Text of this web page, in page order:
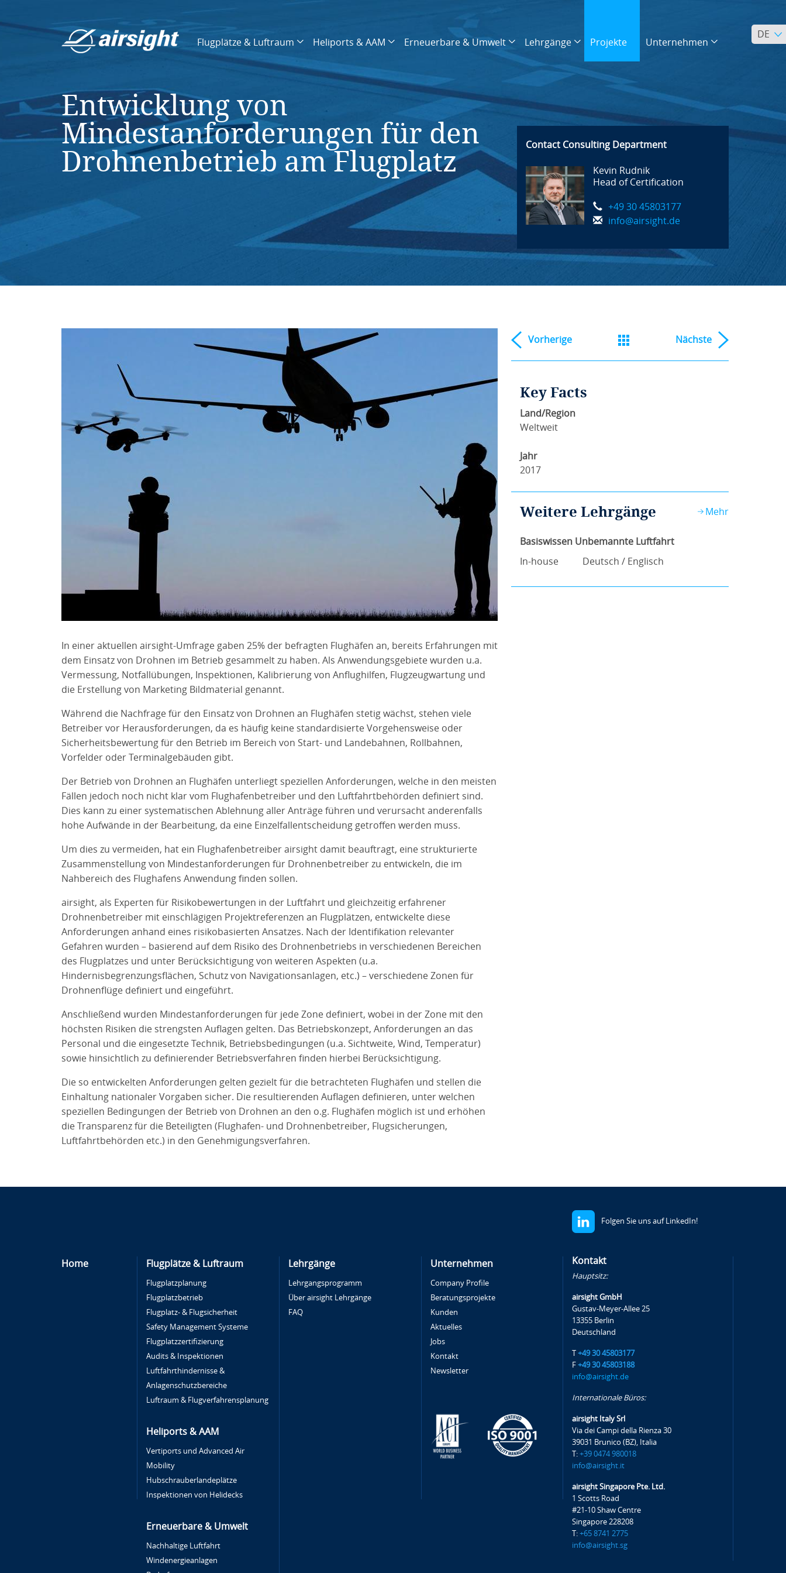
Flugplätze & Luftraum Heliports & AAM Erneuerbare & Umwelt Lehrgänge Projekte Unternehmen
DE
Entwicklung von
Mindestanforderungen für den
Drohnenbetrieb am Flugplatz
Contact Consulting Department
Kevin Rudnik
Head of Certification
+49 30 45803177
info@airsight.de
In einer aktuellen airsight-Umfrage gaben 25% der befragten Flughäfen an, bereits Erfahrungen mit
dem Einsatz von Drohnen im Betrieb gesammelt zu haben. Als Anwendungsgebiete wurden u.a.
Vermessung, Notfallübungen, Inspektionen, Kalibrierung von Anflughilfen, Flugzeugwartung und
die Erstellung von Marketing Bildmaterial genannt.
Während die Nachfrage für den Einsatz von Drohnen an Flughäfen stetig wächst, stehen viele
Betreiber vor Herausforderungen, da es häufig keine standardisierte Vorgehensweise oder
Sicherheitsbewertung für den Betrieb im Bereich von Start- und Landebahnen, Rollbahnen,
Vorfelder oder Terminalgebäuden gibt.
Der Betrieb von Drohnen an Flughäfen unterliegt speziellen Anforderungen, welche in den meisten
Fällen jedoch noch nicht klar vom Flughafenbetreiber und den Luftfahrtbehörden definiert sind.
Dies kann zu einer systematischen Ablehnung aller Anträge führen und verursacht anderenfalls
hohe Aufwände in der Bearbeitung, da eine Einzelfallentscheidung getroffen werden muss.
Um dies zu vermeiden, hat ein Flughafenbetreiber airsight damit beauftragt, eine strukturierte
Zusammenstellung von Mindestanforderungen für Drohnenbetreiber zu entwickeln, die im
Nahbereich des Flughafens Anwendung finden sollen.
airsight, als Experten für Risikobewertungen in der Luftfahrt und gleichzeitig erfahrener
Drohnenbetreiber mit einschlägigen Projektreferenzen an Flugplätzen, entwickelte diese
Anforderungen anhand eines risikobasierten Ansatzes. Nach der Identifikation relevanter
Gefahren wurden – basierend auf dem Risiko des Drohnenbetriebs in verschiedenen Bereichen
des Flugplatzes und unter Berücksichtigung von weiteren Aspekten (u.a.
Hindernisbegrenzungsflächen, Schutz von Navigationsanlagen, etc.) – verschiedene Zonen für
Drohnenflüge definiert und eingeführt.
Anschließend wurden Mindestanforderungen für jede Zone definiert, wobei in der Zone mit den
höchsten Risiken die strengsten Auflagen gelten. Das Betriebskonzept, Anforderungen an das
Personal und die eingesetzte Technik, Betriebsbedingungen (u.a. Sichtweite, Wind, Temperatur)
sowie hinsichtlich zu definierender Betriebsverfahren finden hierbei Berücksichtigung.
Die so entwickelten Anforderungen gelten gezielt für die betrachteten Flughäfen und stellen die
Einhaltung nationaler Vorgaben sicher. Die resultierenden Auflagen definieren, unter welchen
speziellen Bedingungen der Betrieb von Drohnen an den o.g. Flughäfen möglich ist und erhöhen
die Transparenz für die Beteiligten (Flughafen- und Drohnenbetreiber, Flugsicherungen,
Luftfahrtbehörden etc.) in den Genehmigungsverfahren.
Vorherige Nächste
Key Facts
Land/Region
Weltweit
Jahr
2017
Weitere Lehrgänge Mehr
Basiswissen Unbemannte Luftfahrt
In-house
Deutsch / Englisch
Folgen Sie uns auf LinkedIn!
Home Flugplätze & Luftraum
Flugplatzplanung
Flugplatzbetrieb
Flugplatz- & Flugsicherheit
Safety Management Systeme
Flugplatzzertifizierung
Audits & Inspektionen
Luftfahrthindernisse &
Anlagenschutzbereiche
Luftraum & Flugverfahrensplanung
Heliports & AAM
Vertiports und Advanced Air
Mobility
Hubschrauberlandeplätze
Inspektionen von Helidecks
Erneuerbare & Umwelt
Nachhaltige Luftfahrt
Windenergieanlagen
Lehrgänge
Lehrgangsprogramm
Über airsight Lehrgänge
FAQ
Unternehmen
Company Profile
Beratungsprojekte
Kunden
Aktuelles
Jobs
Kontakt
Newsletter
Kontakt
Hauptsitz:
airsight GmbH
Gustav-Meyer-Allee 25
13355 Berlin
Deutschland
T+49 30 45803177
F+49 30 45803188
info@airsight.de
Internationale Büros:
airsight Italy Srl
Via dei Campi della Rienza 30
39031 Brunico (BZ), Italia
T:+39 0474 980018
info@airsight.it
airsight Singapore Pte. Ltd.
1 Scotts Road
#21-10 Shaw Centre
Singapore 228208
T:+65 8741 2775
info@airsight.sg